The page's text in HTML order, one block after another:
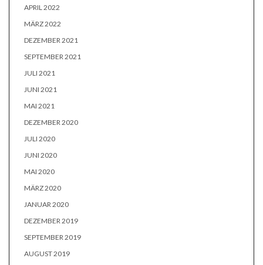
APRIL 2022
MÄRZ 2022
DEZEMBER 2021
SEPTEMBER 2021
JULI 2021
JUNI 2021
MAI 2021
DEZEMBER 2020
JULI 2020
JUNI 2020
MAI 2020
MÄRZ 2020
JANUAR 2020
DEZEMBER 2019
SEPTEMBER 2019
AUGUST 2019